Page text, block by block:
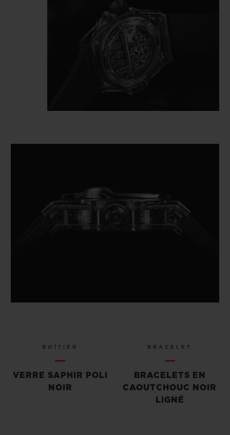
BOÎTIER
VERRE SAPHIR POLI
NOIR
BRACELET
BRACELETS EN
CAOUTCHOUC NOIR
LIGNÉ